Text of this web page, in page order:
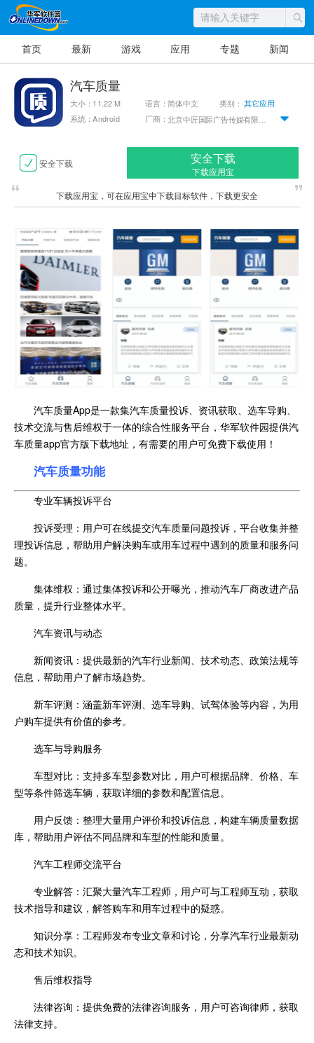
首页 最新 游戏 应用 专题 新闻
汽车质量
大小：11.22 M 语言：简体中文 类别：其它应用
系统：Android
厂商：
安全下载 安全下载
下载应用宝
下载应用宝，可在应用宝中下载目标软件，下载更安全
汽车质量App是一款集汽车质量投诉、资讯获取、选车导购、
技术交流与售后维权于一体的综合性服务平台，华军软件园提供汽
车质量app官方版下载地址，有需要的用户可免费下载使用！
汽车质量功能
专业车辆投诉平台
投诉受理：用户可在线提交汽车质量问题投诉，平台收集并整
理投诉信息，帮助用户解决购车或用车过程中遇到的质量和服务问
题。
集体维权：通过集体投诉和公开曝光，推动汽车厂商改进产品
质量，提升行业整体水平。
汽车资讯与动态
新闻资讯：提供最新的汽车行业新闻、技术动态、政策法规等
信息，帮助用户了解市场趋势。
新车评测：涵盖新车评测、选车导购、试驾体验等内容，为用
户购车提供有价值的参考。
选车与导购服务
车型对比：支持多车型参数对比，用户可根据品牌、价格、车
型等条件筛选车辆，获取详细的参数和配置信息。
用户反馈：整理大量用户评价和投诉信息，构建车辆质量数据
库，帮助用户评估不同品牌和车型的性能和质量。
汽车工程师交流平台
专业解答：汇聚大量汽车工程师，用户可与工程师互动，获取
技术指导和建议，解答购车和用车过程中的疑惑。
知识分享：工程师发布专业文章和讨论，分享汽车行业最新动
态和技术知识。
售后维权指导
法律咨询：提供免费的法律咨询服务，用户可咨询律师，获取
法律支持。